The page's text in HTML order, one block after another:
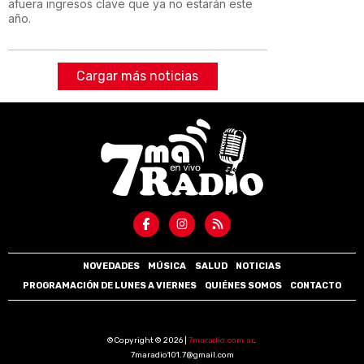
afuera ingresos clave que ya no estarán este
año.
Cargar más noticias
NOVEDADES MÚSICA SALUD
NOTICIAS
PROGRAMACIÓN DE LUNES A VIERNES
QUIÉNES SOMOS CONTACTO
©Copyright © 2026 | 7maradio.com.ar.
7maradio101.7@gmail.com